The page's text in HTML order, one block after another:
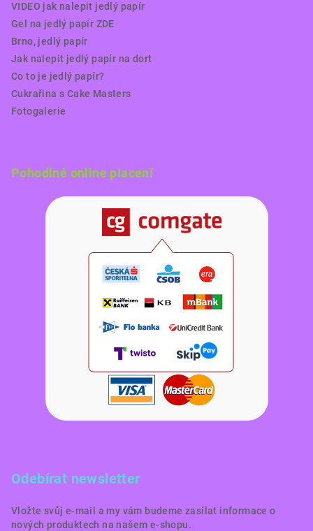
VIDEO jak nalepit jedlý papír
Gel na jedlý papír ZDE
Brno, jedlý papír
Jak nalepit jedlý papír na dort
Co to je jedlý papír?
Cukrařina s Cake Masters
Fotogalerie
Pohodlné online placení
Odebírat newsletter
Vložte svůj e-mail a my vám budeme zasílat informace o
nových produktech na našem e-shopu.